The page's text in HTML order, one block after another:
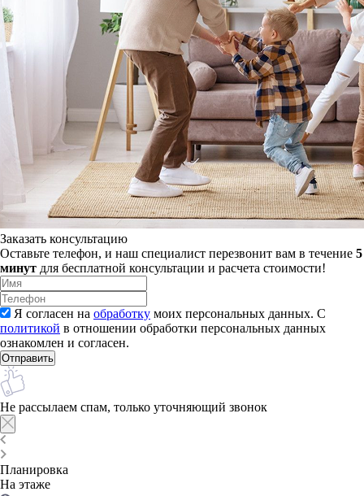
Заказать консультацию
Оставьте телефон, и наш специалист перезвонит вам в течение 5
минут для бесплатной консультации и расчета стоимости!
Я согласен на обработку моих персональных данных. С
политикой в отношении обработки персональных данных
ознакомлен и согласен.
Не рассылаем спам, только уточняющий звонок
Планировка
На этаже